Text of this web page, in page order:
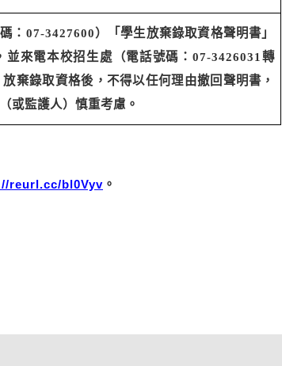
： 07-3427600）「學生放棄錄取資格聲明書」
並來電本校招生處（電話號碼： 07-3426031 轉
放棄錄取資格後，不得以任何理由撤回聲明書，
或監護人）慎重考慮。
reurl.cc/bl0Vyv 。